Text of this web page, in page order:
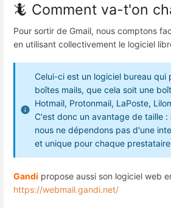
🦎 Comment va-t'on
Pour sortir de Gmail, nous comptons
en utilisant collectivement le logiciel
Celui-ci est un logiciel bureau qui
boîtes mails, que cela soit une
Hotmail, Protonmail, LaPoste,
C'est donc un avantage de taille :
nous ne dépendons pas d'une
et unique pour chaque
Gandi propose aussi son logiciel web
https://webmail.gandi.net/